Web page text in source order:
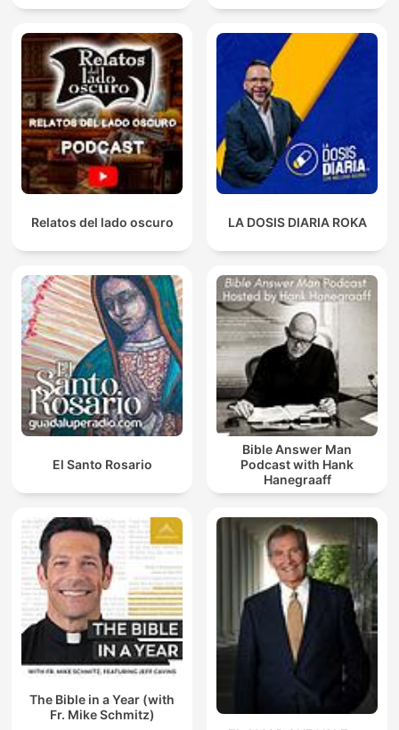
Relatos del lado oscuro LA DOSIS DIARIA ROKA
El Santo Rosario
Bible Answer Man
Podcast with Hank
Hanegraaff
The Bible in a Year (with
Fr. Mike Schmitz)